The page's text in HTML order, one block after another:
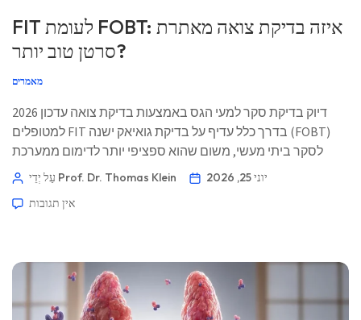
FIT לעומת FOBT: איזה בדיקת צואה מאתרת
סרטן טוב יותר?
מאמרים
דיוק בדיקת סקר למעי הגס באמצעות בדיקת צואה עדכון 2026
למטופלים FIT בדרך כלל עדיף על בדיקת גואיאק ישנה (FOBT)
לסקר ביתי מעשי, משום שהוא ספציפי יותר לדימום ממערכת
העיכול התחתונה בבני אדם ובדרך כלל דורש רק דגימה אחת.
עַל יְדֵי Prof. Dr. Thomas Klein
יוני 25, 2026
אין תגובות